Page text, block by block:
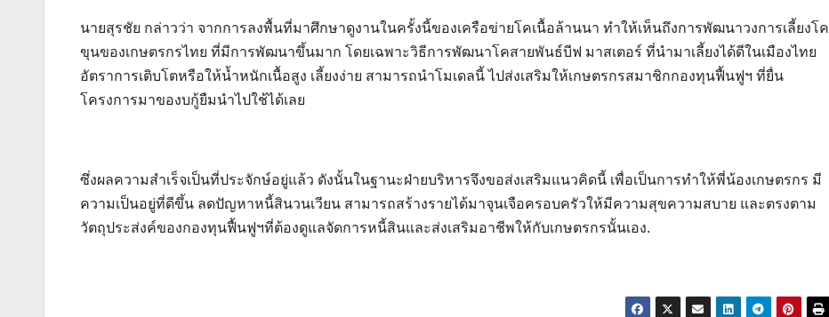
นายสุรชัย กล่าวว่า จากการลงพื้นที่มาศึกษาดูงานในครั้งนี้ของเครือข่ายโคเนื้อล้านนา ทำให้เห็นถึงการพัฒนาวงการเลี้ยงโค
ขุนของเกษตรกรไทย ที่มีการพัฒนาขึ้นมาก โดยเฉพาะวิธีการพัฒนาโคสายพันธ์บีฟ มาสเตอร์ ที่นำมาเลี้ยงได้ดีในเมืองไทย
อัตราการเติบโตหรือให้น้ำหนักเนื้อสูง เลี้ยงง่าย สามารถนำโมเดลนี้ ไปส่งเสริมให้เกษตรกรสมาชิกกองทุนฟื้นฟูฯ ที่ยื่น
โครงการมาของบกู้ยืมนำไปใช้ได้เลย
ซึ่งผลความสำเร็จเป็นที่ประจักษ์อยู่แล้ว ดังนั้นในฐานะฝ่ายบริหารจึงขอส่งเสริมแนวคิดนี้ เพื่อเป็นการทำให้พี่น้องเกษตรกร มี
ความเป็นอยู่ที่ดีขึ้น ลดปัญหาหนี้สินวนเวียน สามารถสร้างรายได้มาจุนเจือครอบครัวให้มีความสุขความสบาย และตรงตาม
วัตถุประส่งค์ของกองทุนฟื้นฟูฯที่ต้องดูแลจัดการหนี้สินและส่งเสริมอาชีพให้กับเกษตรกรนั้นเอง.